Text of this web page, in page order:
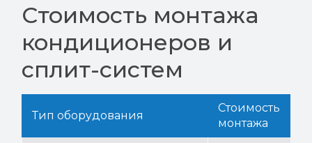
Стоимость монтажа
кондиционеров и
сплит-систем
Тип оборудования
Стоимость
монтажа